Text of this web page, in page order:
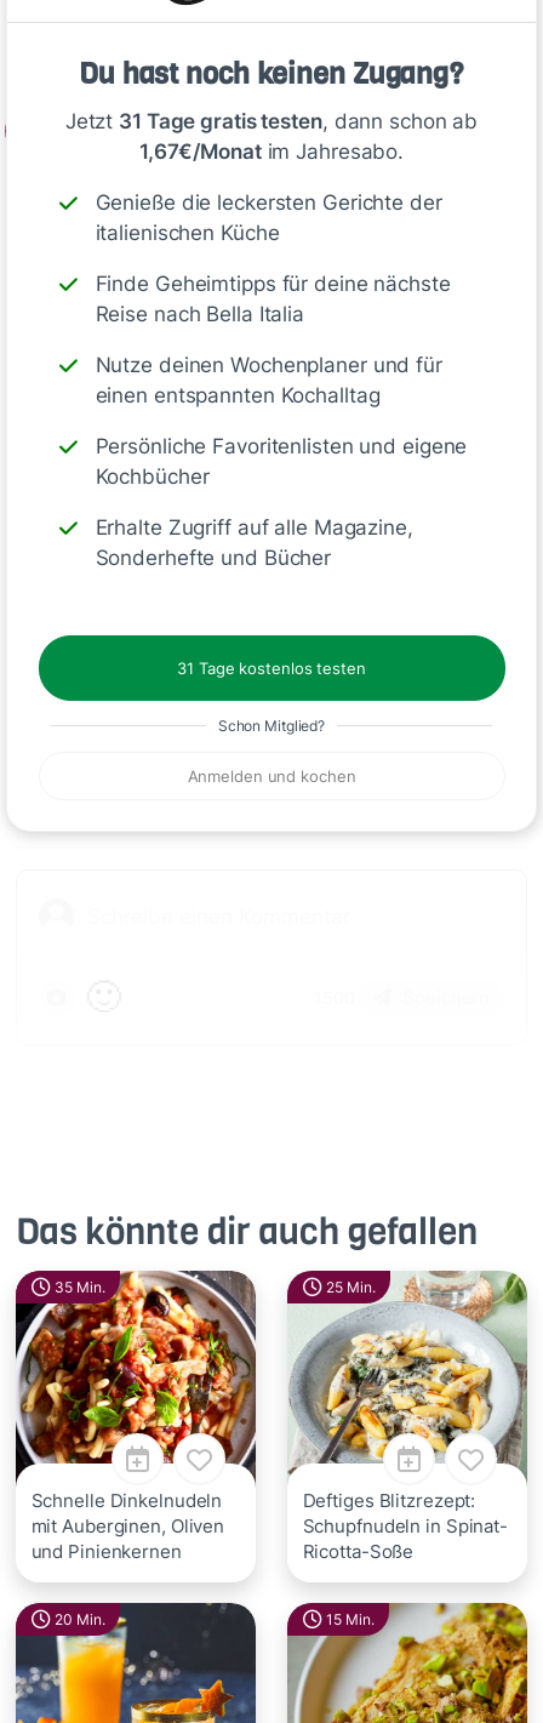
Du hast noch keinen Zugang?
Jetzt 31 Tage gratis testen, dann schon ab
1,67€/Monatim Jahresabo.
Genieße die leckersten Gerichte der
italienischen Küche
Finde Geheimtipps für deine nächste
Reise nach Bella Italia
Nutze deinen Wochenplaner und für
einen entspannten Kochalltag
Persönliche Favoritenlisten und eigene
Kochbücher
Erhalte Zugriff auf alle Magazine,
Sonderhefte und Bücher
31 Tage kostenlos testen
Schon Mitglied?
Anmelden und kochen
Tipp
Anstelle von Mango bieten sich
B. Kirschen) an.
Kommentare
Das könnte dir auch gefallen
35 Min.
Schnelle Dinkelnudeln
mit Auberginen, Oliven
und Pinienkernen
25 Min.
Deftiges Blitzrezept:
Schupfnudeln in Spinat-
Ricotta-Soße
20 Min. 15 Min.